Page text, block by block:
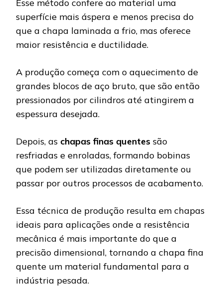
Esse método confere ao material uma
superfície mais áspera e menos precisa do
que a chapa laminada a frio, mas oferece
maior resistência e ductilidade.
A produção começa com o aquecimento de
grandes blocos de aço bruto, que são então
pressionados por cilindros até atingirem a
espessura desejada.
Depois, as chapas finas quentes são
resfriadas e enroladas, formando bobinas
que podem ser utilizadas diretamente ou
passar por outros processos de acabamento.
Essa técnica de produção resulta em chapas
ideais para aplicações onde a resistência
mecânica é mais importante do que a
precisão dimensional, tornando a chapa fina
quente um material fundamental para a
indústria pesada.